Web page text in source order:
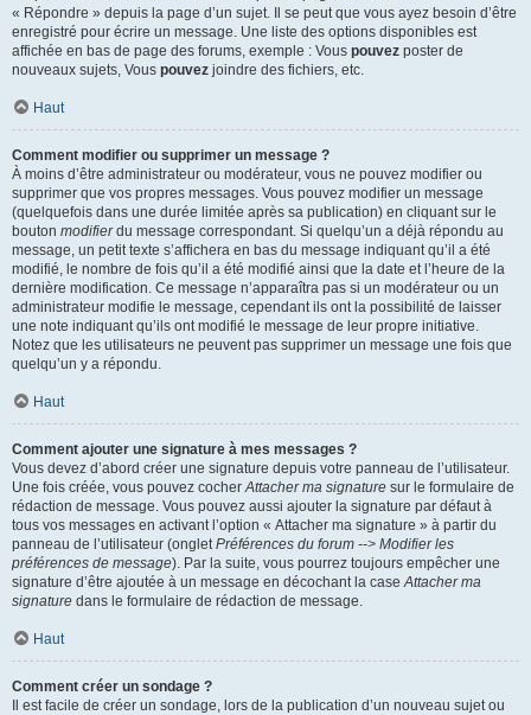
« Répondre » depuis la page d’un sujet. Il se peut que vous ayez besoin d’être
enregistré pour écrire un message. Une liste des options disponibles est
affichée en bas de page des forums, exemple : Vous pouvez poster de
nouveaux sujets, Vous pouvez joindre des fichiers, etc.
Haut
Comment modifier ou supprimer un message ?
À moins d’être administrateur ou modérateur, vous ne pouvez modifier ou
supprimer que vos propres messages. Vous pouvez modifier un message
(quelquefois dans une durée limitée après sa publication) en cliquant sur le
bouton modifierdu message correspondant. Si quelqu’un a déjà répondu au
message, un petit texte s’affichera en bas du message indiquant qu’il a été
modifié, le nombre de fois qu’il a été modifié ainsi que la date et l’heure de la
dernière modification. Ce message n’apparaîtra pas si un modérateur ou un
administrateur modifie le message, cependant ils ont la possibilité de laisser
une note indiquant qu’ils ont modifié le message de leur propre initiative.
Notez que les utilisateurs ne peuvent pas supprimer un message une fois que
quelqu’un y a répondu.
Haut
Comment ajouter une signature à mes messages ?
Vous devez d’abord créer une signature depuis votre panneau de l’utilisateur.
Une fois créée, vous pouvez cocherAttacher ma signature sur le formulaire de
rédaction de message. Vous pouvez aussi ajouter la signature par défaut à
tous vos messages en activant l’option « Attacher ma signature » à partir du
panneau de l’utilisateur (ongletPréférences du forum --> Modifier les
préférences de message). Par la suite, vous pourrez toujours empêcher une
signature d’être ajoutée à un message en décochant la caseAttacher ma
signature dans le formulaire de rédaction de message.
Haut
Comment créer un sondage ?
Il est facile de créer un sondage, lors de la publication d’un nouveau sujet ou